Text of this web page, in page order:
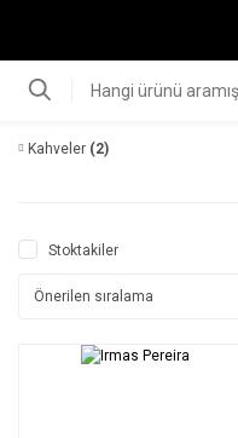
Kahveler (2)
Stoktakiler